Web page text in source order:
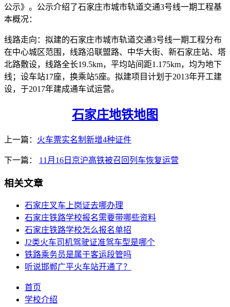
公示》。公示介绍了石家庄市城市轨道交通3号线一期工程基
本概况：
线路走向：拟建的石家庄市城市轨道交通3号线一期工程分布
在中心城区范围，线路沿联盟路、中华大街、新石家庄站、塔
北路敷设，线路全长19.5km，平均站间距1.175km，均为地下
线；设车站17座，换乘站5座。拟建项目计划于2013年开工建
设，于2017年建成通车试运营。
石家庄地铁地图
上一篇： 火车票实名制新增4种证件
下一篇： 11月16日京沪高铁被召回列车恢复运营
相关文章
石家庄叉车上岗证去哪办理
石家庄铁路学校报名需要带哪些资料
石家庄铁路学校怎么报名单招
J2类火车司机驾驶证准驾车型是哪个
铁路乘务员是属于客运段管吗
听说邯郸广平火车站开通了？
首页
学校介绍